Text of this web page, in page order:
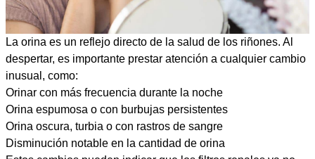
La orina es un reflejo directo de la salud de los riñones. Al
despertar, es importante prestar atención a cualquier cambio
inusual, como:
Orinar con más frecuencia durante la noche
Orina espumosa o con burbujas persistentes
Orina oscura, turbia o con rastros de sangre
Disminución notable en la cantidad de orina